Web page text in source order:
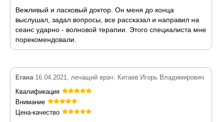
Вежливый и ласковый доктор. Он меня до конца
выслушал, задал вопросы, все рассказал и направил на
сеанс ударно - волновой терапии. Этого специалиста мне
порекомендовали.
Егана16.04.2021, лечащий врач: Китаев Игорь Владимирович
Квалификация
Внимание
Цена-качество